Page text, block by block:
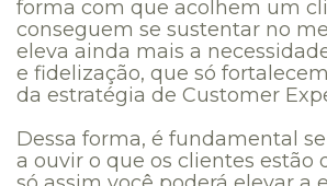
forma com que acolhem um
conseguem se sustentar no
eleva ainda mais a
e fidelização, que só
da estratégia de Customer
Dessa forma, é fundamental
a ouvir o que os clientes estão